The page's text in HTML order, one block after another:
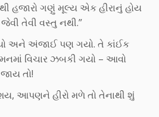
હજારો ગણું મૂલ્ય એક હીરાનું હોય
તેવી વસ્તુ નથી.”
અને અંજાઈ પણ ગયો. તે કાંઈક
વિચાર ઝબકી ગયો – આવો
તો!
આપણને હીરો મળે તો તેનાથી શું